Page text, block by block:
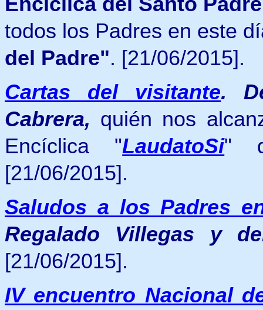
todos los Padres en este
del Padre". [21/06/2015].
Cartas del visitante.
Cabrera, quién nos
Encíclica "LaudatoSi"
[21/06/2015].
Saludos a los Padres
Regalado Villegas y
[21/06/2015].
IV encuentro Nacional